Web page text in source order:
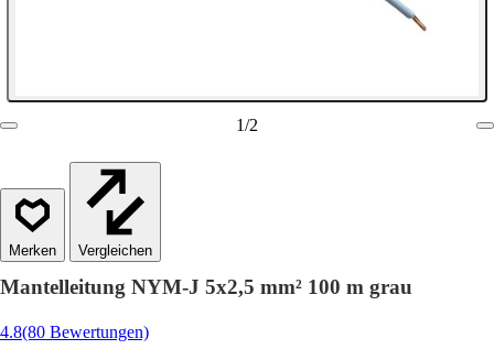
1/2
Vergleichen
Mantelleitung NYM-J 5x2,5 mm² 100 m grau
4.8(80 Bewertungen)